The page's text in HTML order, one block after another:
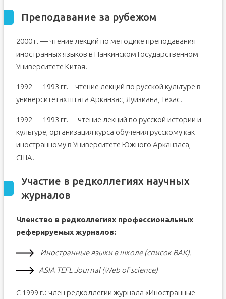
Преподавание за рубежом
2000 г. — чтение лекций по методике преподавания
иностранных языков в Нанкинском Государственном
Университете Китая.
1992 — 1993 гг. – чтение лекций по русской культуре в
университетах штата Арканзас, Луизиана, Техас.
1992 — 1993 гг.— чтение лекций по русской истории и
культуре, организация курса обучения русскому как
иностранному в Университете Южного Арканзаса,
США.
Участие в редколлегиях научных
журналов
Членство в редколлегиях профессиональных
реферируемых журналов:
Иностранные языки в школе (список ВАК).
ASIA TEFL Journal (Web of science)
С 1999 г.: член редколлегии журнала «Иностранные